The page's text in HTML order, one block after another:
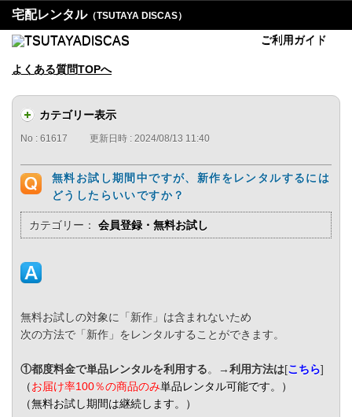
宅配レンタル（TSUTAYA DISCAS）
ご利用ガイド
よくある質問TOPへ
カテゴリー表示
No : 61617 更新日時 : 2024/08/13 11:40
無料お試し期間中ですが、新作をレンタルするには
どうしたらいいですか？
カテゴリー： 会員登録・無料お試し
無料お試しの対象に「新作」は含まれないため
次の方法で「新作」をレンタルすることができます。
①都度料金で単品レンタルを利用する。→利用方法は[こちら]
（お届け率100％の商品のみ単品レンタル可能です。）
（無料お試し期間は継続します。）